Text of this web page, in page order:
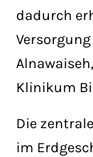
dadurch
Klinikum
Die
im